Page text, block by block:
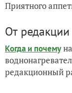
Приятного
От редакции
Когда и почему
редакционный